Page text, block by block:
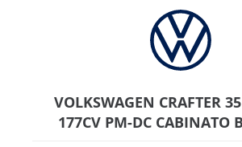
VOLKSWAGEN CRAFTER
177CV PM-DC CABINATO